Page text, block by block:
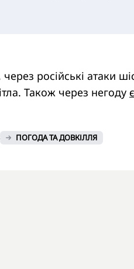
російські атаки
Також через негоду
ПОГОДА ТА ДОВКІЛЛЯ